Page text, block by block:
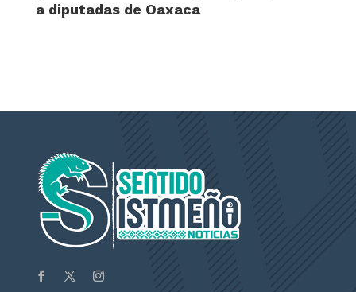
a diputadas de Oaxaca